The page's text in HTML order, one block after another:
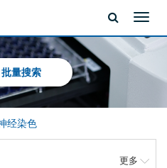
批量搜索
经染色
更多